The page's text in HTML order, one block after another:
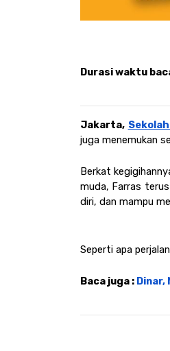
Durasi waktu
Jakarta,
juga menemukan
Berkat
muda, Farras
diri, dan mampu
Seperti apa
Baca juga : Dinar,